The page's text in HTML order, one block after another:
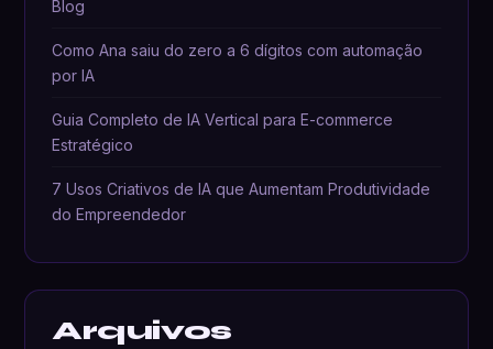
Blog
Como Ana saiu do zero a 6 dígitos com automação
por IA
Guia Completo de IA Vertical para E-commerce
Estratégico
7 Usos Criativos de IA que Aumentam Produtividade
do Empreendedor
Arquivos